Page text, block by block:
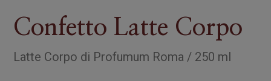
Confetto Latte Corpo
Latte Corpo di Profumum Roma / 250 ml